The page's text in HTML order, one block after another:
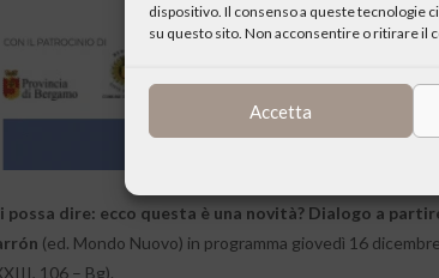
dispositivo. Il consenso a queste tecnologie
su questo sito. Non acconsentire o ritirare il
Accetta
possa dire: ecco questa è una novità? Dialogo a
(ed. Mondo Nuovo) in programma giovedì 16
106 – Bg).